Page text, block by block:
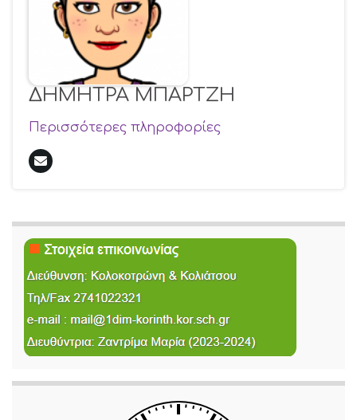
ΔΗΜΗΤΡΑ ΜΠΑΡΤΖΗ
Περισσότερες πληροφορίες